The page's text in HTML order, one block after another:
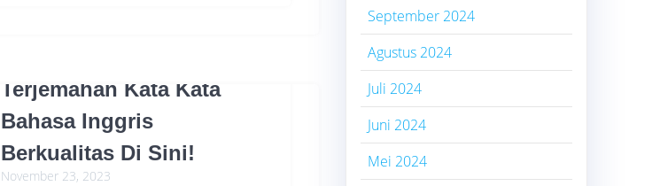
Terjemahan Kata Kata
Bahasa Inggris
Berkualitas Di Sini!
November 23, 2023
September 2024
Agustus 2024
Juli 2024
Juni 2024
Mei 2024